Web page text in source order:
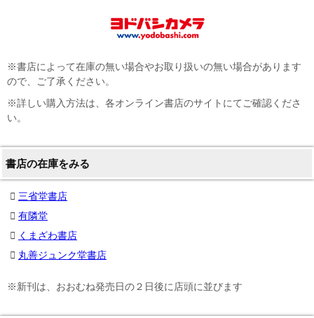
※書店によって在庫の無い場合やお取り扱いの無い場合があります
ので、ご了承ください。
※詳しい購入方法は、各オンライン書店のサイトにてご確認くださ
い。
書店の在庫をみる
三省堂書店
有隣堂
くまざわ書店
丸善ジュンク堂書店
※新刊は、おおむね発売日の２日後に店頭に並びます